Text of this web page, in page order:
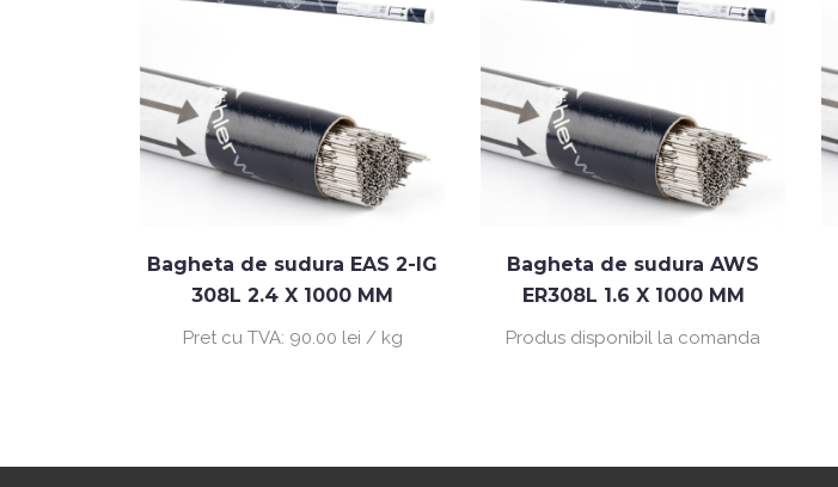
Bagheta de sudura EAS 2-IG
308L 2.4 X 1000 MM
Pret cu TVA: 90.00 lei / kg
Bagheta de sudura AWS
ER308L 1.6 X 1000 MM
Produs disponibil la comanda